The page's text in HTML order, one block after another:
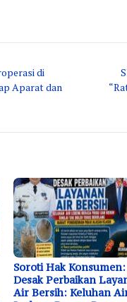
di
Aparat dan
Soroti Hak Konsumen:
Desak Perbaikan
Air Bersih: Keluhan